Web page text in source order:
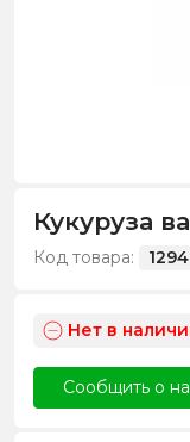
Кукуруза
Код товара: 1294
Нет в
Сообщить о